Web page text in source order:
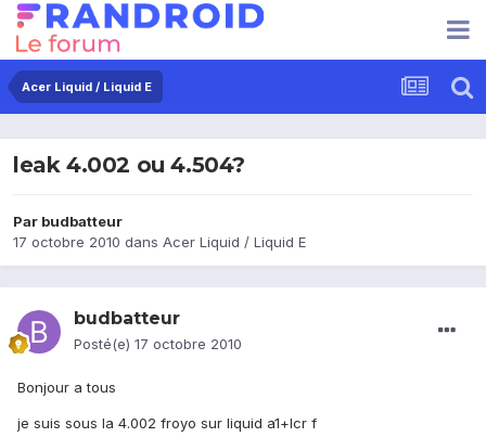
Acer Liquid / Liquid E
leak 4.002 ou 4.504?
Par budbatteur
17 octobre 2010 dans Acer Liquid / Liquid E
budbatteur
Posté(e) 17 octobre 2010
Bonjour a tous
je suis sous la 4.002 froyo sur liquid a1+lcr f